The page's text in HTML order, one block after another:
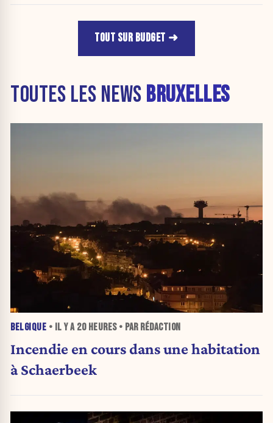
TOUT SUR BUDGET
TOUTES LES NEWS BRUXELLES
BELGIQUE • IL Y A 20 HEURES• PAR RÉDACTION
Incendie en cours dans une habitation
à Schaerbeek